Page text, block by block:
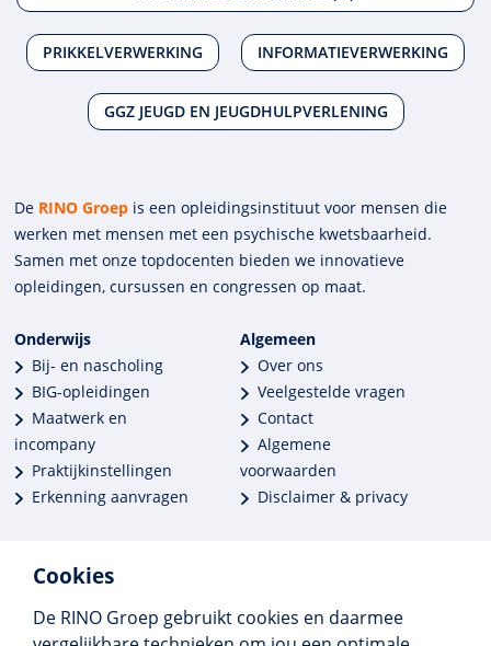
Cookies
De RINO Groep gebruikt cookies en daarmee
PRIKKELVERWERKING INFORMATIEVERWERKING
GGZ JEUGD EN JEUGDHULPVERLENING
De RINO Groep is een opleidings­insti­tuut voor mensen die
werken met mensen met een psychische kwets­baar­heid.
Samen met onze top­docenten bieden we innova­tieve
opleidingen, cursussen en congres­sen op maat.
Onderwijs
Bij- en nascholing
BIG-opleidingen
Maatwerk en
incompany
Praktijkinstellingen
Erkenning aanvragen
Algemeen
Over ons
Veelgestelde vragen
Contact
Algemene
voorwaarden
Disclaimer & privacy
Meer dan 250 opleidingen